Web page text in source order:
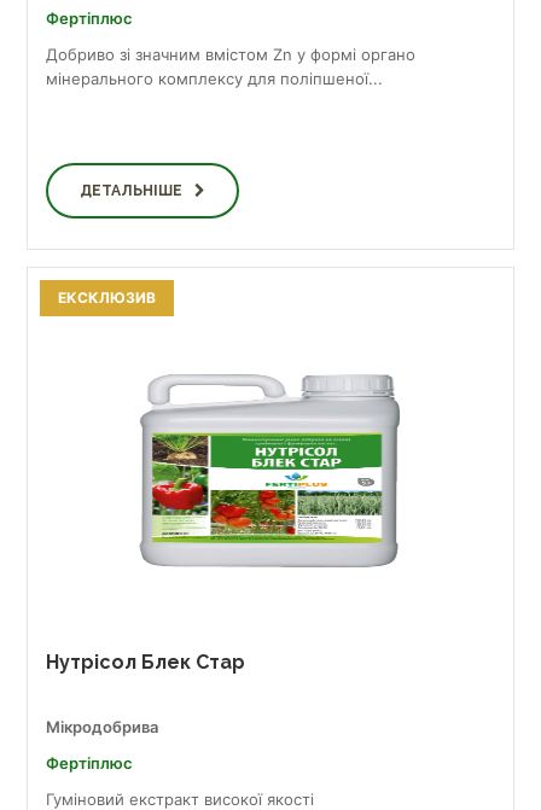
Фертіплюс
Добриво зі значним вмістом Zn у формі органо
мінерального комплексу для поліпшеної...
ДЕТАЛЬНІШЕ
Нутрісол Блек Стар
Мікродобрива
Фертіплюс
Гуміновий екстракт високої якості
ЕКСКЛЮЗИВ